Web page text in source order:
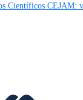
Científicos CEJAM: